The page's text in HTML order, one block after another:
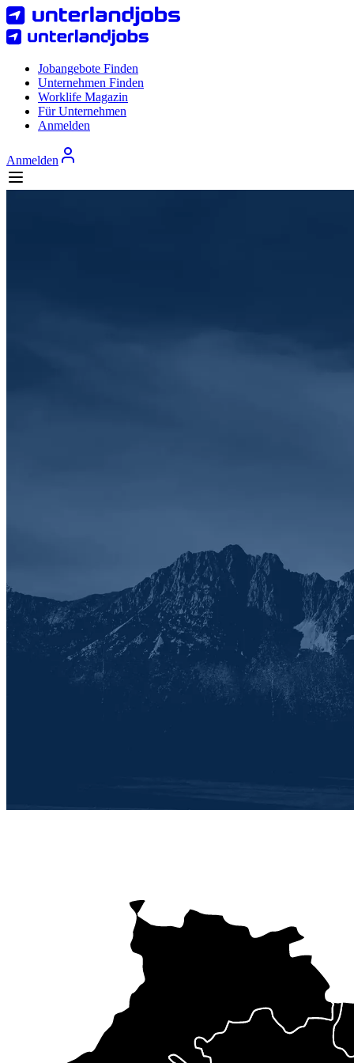
Jobangebote Finden
Unternehmen Finden
Worklife Magazin
Für Unternehmen
Anmelden
Anmelden